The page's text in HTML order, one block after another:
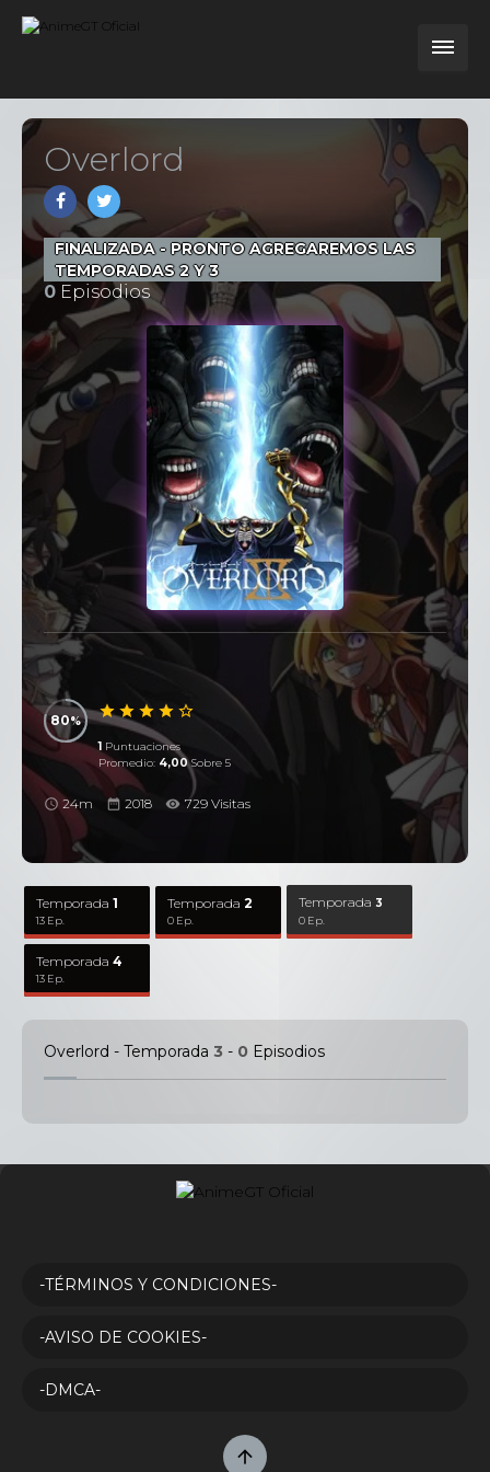
Overlord
FINALIZADA - PRONTO AGREGAREMOS LAS
TEMPORADAS 2 Y 3
0 Episodios
80
1 Puntuaciones
Promedio: 4,00Sobre 5
24m 2018 729 Visitas
Temporada1
13 Ep.
Temporada2
0 Ep.
Temporada 3
0 Ep.
Temporada4
13 Ep.
Overlord - Temporada 3 - 0 Episodios
-TÉRMINOS Y CONDICIONES-
-AVISO DE COOKIES-
-DMCA-